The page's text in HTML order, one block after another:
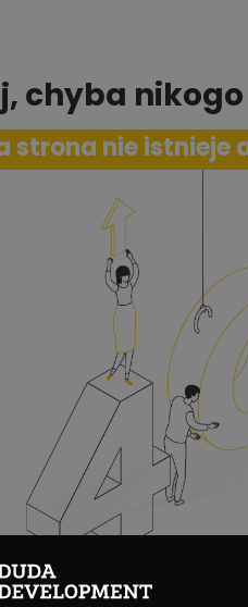
chyba
strona nie istnieje